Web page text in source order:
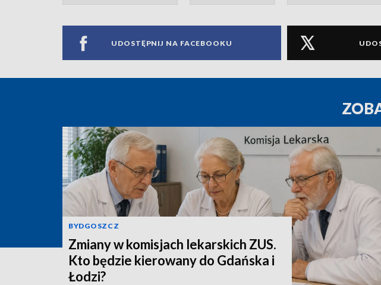
UDOSTĘPNIJ NA FACEBOOKU
BYDGOSZCZ
Zmiany w komisjach lekarskich ZUS.
Kto będzie kierowany do Gdańska i
Łodzi?